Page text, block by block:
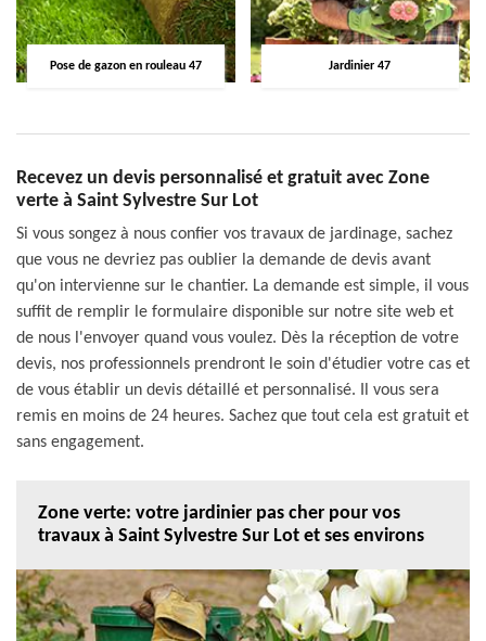
Pose de gazon en rouleau 47 Jardinier 47
Recevez un devis personnalisé et gratuit avec Zone
verte à Saint Sylvestre Sur Lot
Si vous songez à nous confier vos travaux de jardinage, sachez
que vous ne devriez pas oublier la demande de devis avant
qu'on intervienne sur le chantier. La demande est simple, il vous
suffit de remplir le formulaire disponible sur notre site web et
de nous l'envoyer quand vous voulez. Dès la réception de votre
devis, nos professionnels prendront le soin d'étudier votre cas et
de vous établir un devis détaillé et personnalisé. Il vous sera
remis en moins de 24 heures. Sachez que tout cela est gratuit et
sans engagement.
Zone verte: votre jardinier pas cher pour vos
travaux à Saint Sylvestre Sur Lot et ses environs